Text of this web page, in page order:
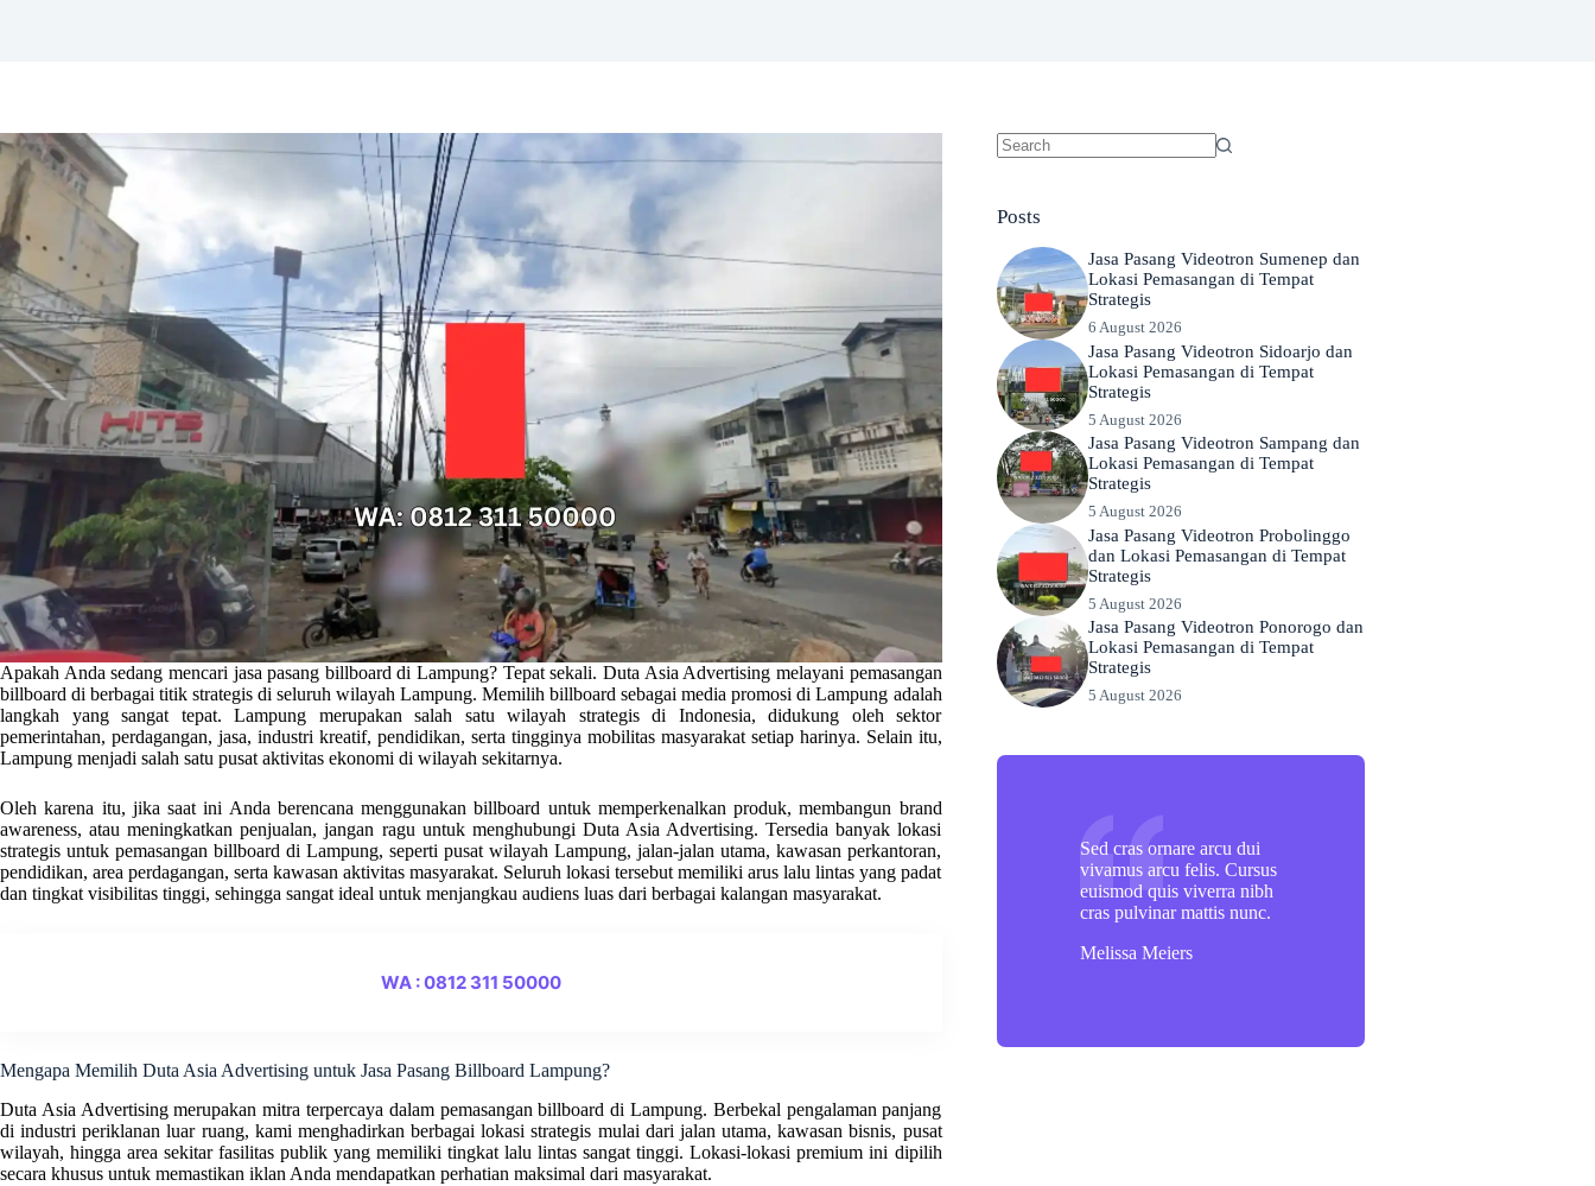
Apakah Anda sedang mencari jasa pasang billboard di Lampung? Tepat sekali. Duta Asia Advertising melayani pemasangan
billboard di berbagai titik strategis di seluruh wilayah Lampung. Memilih billboard sebagai media promosi di Lampung adalah
langkah yang sangat tepat. Lampung merupakan salah satu wilayah strategis di Indonesia, didukung oleh sektor
pemerintahan, perdagangan, jasa, industri kreatif, pendidikan, serta tingginya mobilitas masyarakat setiap harinya. Selain itu,
Lampung menjadi salah satu pusat aktivitas ekonomi di wilayah sekitarnya.
Oleh karena itu, jika saat ini Anda berencana menggunakan billboard untuk memperkenalkan produk, membangun brand
awareness, atau meningkatkan penjualan, jangan ragu untuk menghubungi Duta Asia Advertising. Tersedia banyak lokasi
strategis untuk pemasangan billboard di Lampung, seperti pusat wilayah Lampung, jalan-jalan utama, kawasan perkantoran,
pendidikan, area perdagangan, serta kawasan aktivitas masyarakat. Seluruh lokasi tersebut memiliki arus lalu lintas yang padat
dan tingkat visibilitas tinggi, sehingga sangat ideal untuk menjangkau audiens luas dari berbagai kalangan masyarakat.
WA : 0812 311 50000
Mengapa Memilih Duta Asia Advertising untuk Jasa Pasang Billboard Lampung?
Duta Asia Advertising merupakan mitra terpercaya dalam pemasangan billboard di Lampung. Berbekal pengalaman panjang
di industri periklanan luar ruang, kami menghadirkan berbagai lokasi strategis mulai dari jalan utama, kawasan bisnis, pusat
wilayah, hingga area sekitar fasilitas publik yang memiliki tingkat lalu lintas sangat tinggi. Lokasi-lokasi premium ini dipilih
secara khusus untuk memastikan iklan Anda mendapatkan perhatian maksimal dari masyarakat.
Posts
Jasa Pasang Videotron Sumenep dan
Lokasi Pemasangan di Tempat
Strategis
6 August 2026
Jasa Pasang Videotron Sidoarjo dan
Lokasi Pemasangan di Tempat
Strategis
5 August 2026
Jasa Pasang Videotron Sampang dan
Lokasi Pemasangan di Tempat
Strategis
5 August 2026
Jasa Pasang Videotron Probolinggo
dan Lokasi Pemasangan di Tempat
Strategis
5 August 2026
Jasa Pasang Videotron Ponorogo dan
Lokasi Pemasangan di Tempat
Strategis
5 August 2026
Sed cras ornare arcu dui
vivamus arcu felis. Cursus
euismod quis viverra nibh
cras pulvinar mattis nunc.
Melissa Meiers